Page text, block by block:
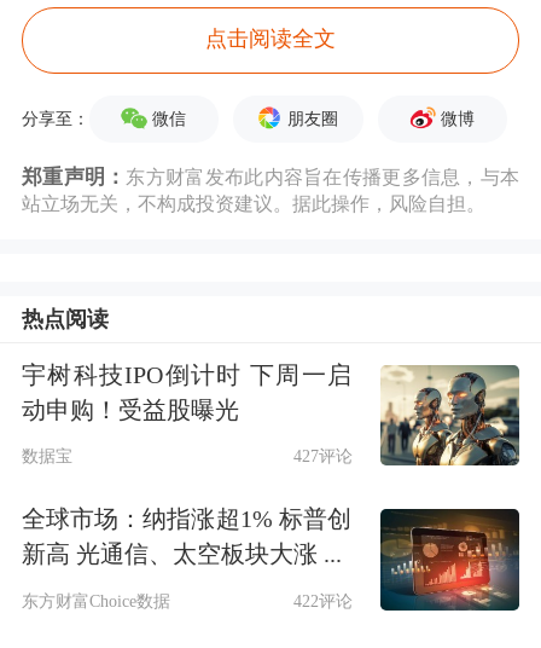
发布关于筹划重大资产重组的停牌公
告；12月13日，两家公司召开股东大会
审议通过合并重组交易方案等相关议
案，仅用时3个月就完成了全部公司治
理程序。12月23日，两家公司同步发布
证监会及上交所受理。
聚焦“国泰君安+海通证券”业务整合问
题，两家公司回复，将加快业务整合，
并按照监管机构要求推进包括子公司在
内的各类牌照整合、业务划分等工作，
点击阅读全文
分享至： 微信 朋友圈 微博
郑重声明： 东方财富发布此内容旨在传播更多信息，与本
站立场无关，不构成投资建议。据此操作，风险自担。
热点阅读
宇树科技IPO倒计时 下周一启
动申购！受益股曝光
数据宝 427评论
全球市场：纳指涨超1% 标普创
新高 光通信、太空板块大涨 ...
东方财富Choice数据 422评论